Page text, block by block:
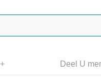
Deel U
+